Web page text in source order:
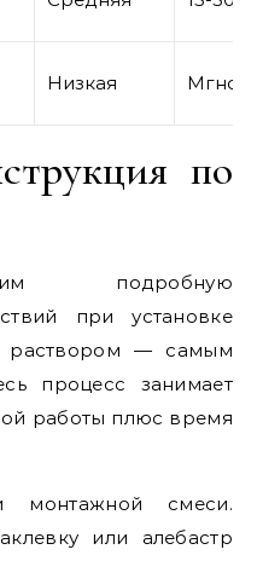
Низкая
по
подробную
при установке
раствором — самым
процесс занимает
работы плюс время
монтажной смеси.
или алебастр